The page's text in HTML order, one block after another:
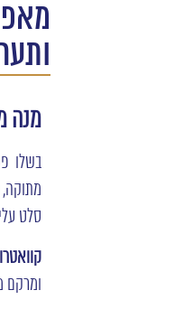
מנה
בשלו
מתוקה,
סלט
קוואטרו
ומרקם